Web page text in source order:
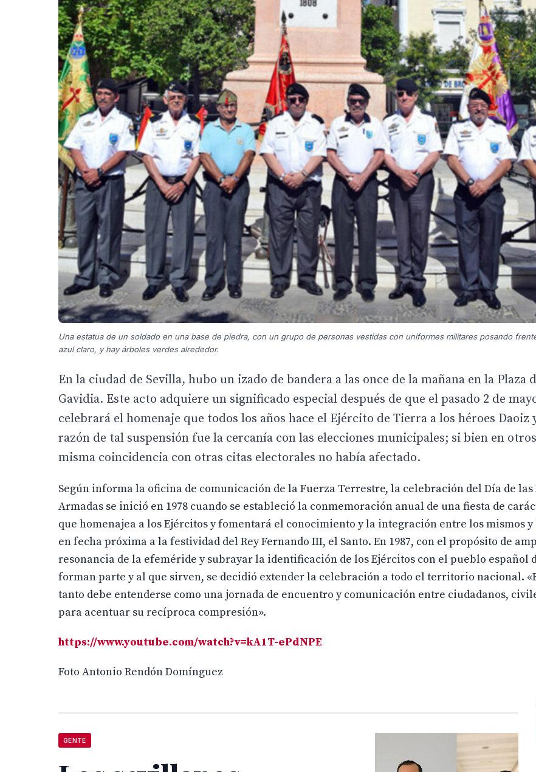
Una estatua de un soldado en una base de piedra, con un grupo de personas vestidas con uniformes militares posando
azul claro, y hay árboles verdes alrededor.
En la ciudad de Sevilla, hubo un izado de bandera a las once de la mañana en la Plaza
Gavidia. Este acto adquiere un significado especial después de que el pasado 2 de
celebrará el homenaje que todos los años hace el Ejército de Tierra a los héroes Daoiz
razón de tal suspensión fue la cercanía con las elecciones municipales; si bien en
misma coincidencia con otras citas electorales no había afectado.
Según informa la oficina de comunicación de la Fuerza Terrestre, la celebración del Día de las
Armadas se inició en 1978 cuando se estableció la conmemoración anual de una fiesta de
que homenajea a los Ejércitos y fomentará el conocimiento y la integración entre los mismos y
en fecha próxima a la festividad del Rey Fernando III, el Santo. En 1987, con el propósito de
resonancia de la efeméride y subrayar la identificación de los Ejércitos con el pueblo español
forman parte y al que sirven, se decidió extender la celebración a todo el territorio nacional.
tanto debe entenderse como una jornada de encuentro y comunicación entre ciudadanos,
para acentuar su recíproca compresión».
https://www.youtube.com/watch?v=kA1T-ePdNPE
Foto Antonio Rendón Domínguez
GENTE